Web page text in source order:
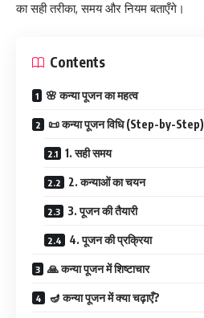
का सही तरीका, समय और नियम बताएँगे।
Contents
🌸 कन्या पूजन का महत्व
📜 कन्या पूजन विधि (Step-by-Step)
1. सही समय
2. कन्याओं का चयन
3. पूजन की तैयारी
4. पूजन की प्रक्रिया
🙏 कन्या पूजन में शिष्टाचार
🪔 कन्या पूजन में क्या चढ़ाएँ?